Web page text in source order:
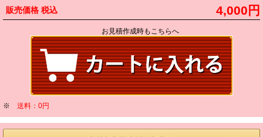
販売価格 税込 4,000円
お見積作成時もこちらへ
※ 送料：0円